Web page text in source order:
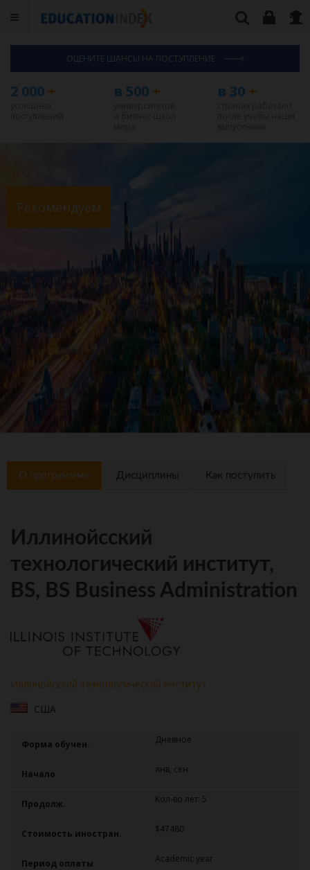
ОЦЕНИТЕ ШАНСЫ НА ПОСТУПЛЕНИЕ
2 000 + в 500 + в 30+
Рекомендуем
О программме Дисциплины Как поступить
Иллинойсский
технологический институт,
BS, BS Business Administration
Иллинойсский технологический институт
США
Форма обучен. Дневное
Начало янв, сен
Продолж. Кол-во лет: 5
Стоимость иностран. $47480
Период оплаты Academic year